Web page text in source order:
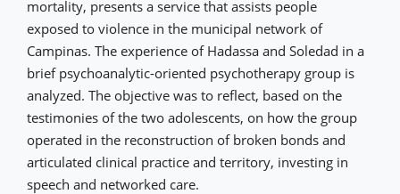
mortality, presents a service that assists people
exposed to violence in the municipal network of
Campinas. The experience of Hadassa and Soledad in a
brief psychoanalytic-oriented psychotherapy group is
analyzed. The objective was to reflect, based on the
testimonies of the two adolescents, on how the group
operated in the reconstruction of broken bonds and
articulated clinical practice and territory, investing in
speech and networked care.